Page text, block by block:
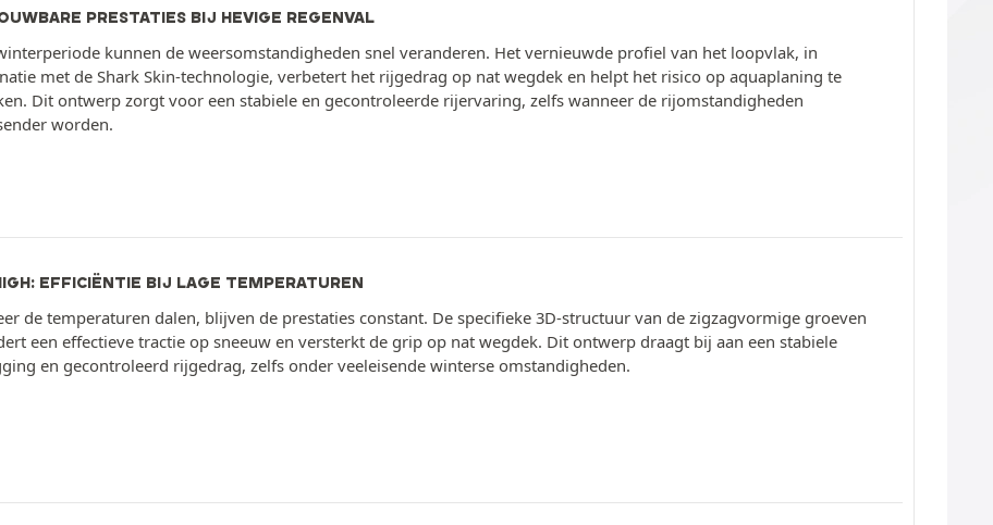
PRESTATIES BIJ HEVIGE REGENVAL
kunnen de weersomstandigheden snel veranderen. Het vernieuwde profiel van het loopvlak, in
met de Shark Skin-technologie, verbetert het rijgedrag op nat wegdek en helpt het risico op aquaplaning te
Dit ontwerp zorgt voor een stabiele en gecontroleerde rijervaring, zelfs wanneer de rijomstandigheden
worden.
EFFICIËNTIE BIJ LAGE TEMPERATUREN
de temperaturen dalen, blijven de prestaties constant. De specifieke 3D-structuur van de zigzagvormige groeven
een effectieve tractie op sneeuw en versterkt de grip op nat wegdek. Dit ontwerp draagt bij aan een stabiele
en gecontroleerd rijgedrag, zelfs onder veeleisende winterse omstandigheden.